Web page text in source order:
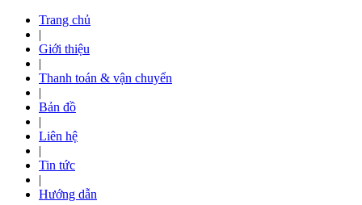
Trang chủ
|
Giới thiệu
|
Thanh toán & vận chuyển
|
Bản đồ
|
Liên hệ
|
Tin tức
|
Hướng dẫn